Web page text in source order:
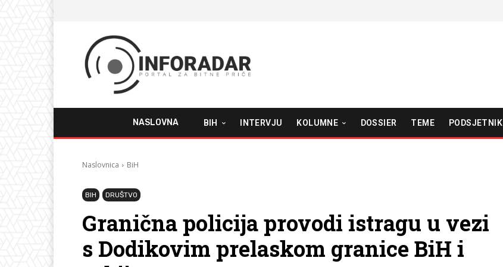
NASLOVNA BIH INTERVJU KOLUMNE DOSSIER TEME PODSJETNIK
Naslovnica BiH
BIH DRUŠTVO
Granična policija provodi istragu u vezi
s Dodikovim prelaskom granice BiH i